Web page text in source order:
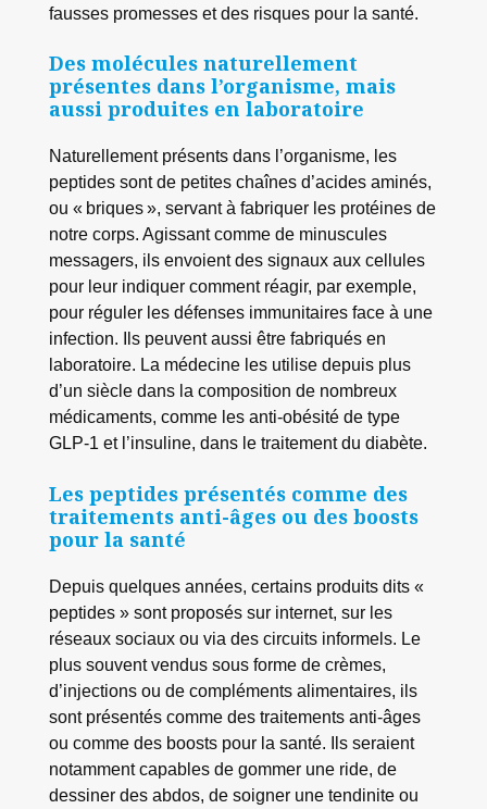
fausses promesses et des risques pour la santé.
Des molécules naturellement
présentes dans l’organisme, mais
aussi produites en laboratoire
Naturellement présents dans l’organisme, les
peptides sont de petites chaînes d’acides aminés,
ou « briques », servant à fabriquer les protéines de
notre corps. Agissant comme de minuscules
messagers, ils envoient des signaux aux cellules
pour leur indiquer comment réagir, par exemple,
pour réguler les défenses immunitaires face à une
infection. Ils peuvent aussi être fabriqués en
laboratoire. La médecine les utilise depuis plus
d’un siècle dans la composition de nombreux
médicaments, comme les anti-obésité de type
GLP-1 et l’insuline, dans le traitement du diabète.
Les peptides présentés comme des
traitements anti-âges ou des boosts
pour la santé
Depuis quelques années, certains produits dits «
peptides » sont proposés sur internet, sur les
réseaux sociaux ou via des circuits informels. Le
plus souvent vendus sous forme de crèmes,
d’injections ou de compléments alimentaires, ils
sont présentés comme des traitements anti-âges
ou comme des boosts pour la santé. Ils seraient
notamment capables de gommer une ride, de
dessiner des abdos, de soigner une tendinite ou